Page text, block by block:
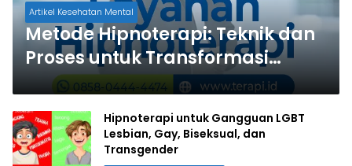
Artikel Kesehatan Mental
Metode Hipnoterapi: Teknik dan
Proses untuk Transformasi
Pikiran
Hipnoterapi untuk Gangguan LGBT
Lesbian, Gay, Biseksual, dan
Transgender